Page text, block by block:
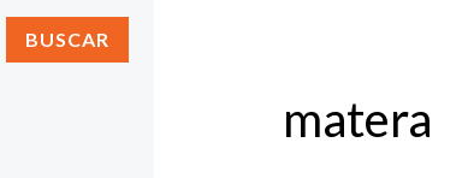
BUSCAR
matera